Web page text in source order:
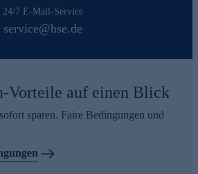
24/7 E-Mail-Service
service@hse.de
Vorteile auf einen Blick
sparen. Faire Bedingungen und